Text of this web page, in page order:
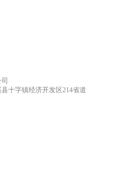
十字镇经济开发区214省道